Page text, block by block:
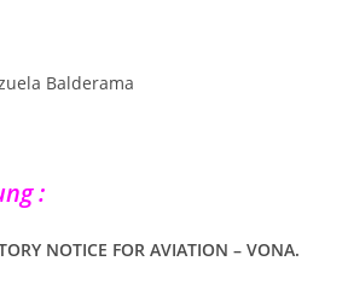
Balderama
:
NOTICE FOR AVIATION – VONA.